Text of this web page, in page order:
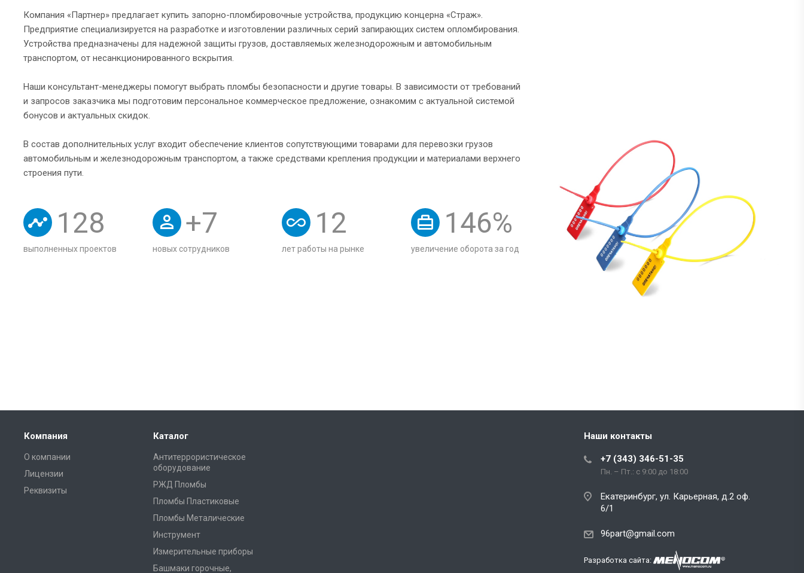
Компания «Партнер» предлагает купить запорно-пломбировочные устройства, продукцию концерна «Страж».
Предприятие специализируется на разработке и изготовлении различных серий запирающих систем опломбирования.
Устройства предназначены для надежной защиты грузов, доставляемых железнодорожным и автомобильным
транспортом, от несанкционированного вскрытия.
Наши консультант-менеджеры помогут выбрать пломбы безопасности и другие товары. В зависимости от требований
и запросов заказчика мы подготовим персональное коммерческое предложение, ознакомим с актуальной системой
бонусов и актуальных скидок.
В состав дополнительных услуг входит обеспечение клиентов сопутствующими товарами для перевозки грузов
автомобильным и железнодорожным транспортом, а также средствами крепления продукции и материалами верхнего
строения пути.
128
выполненных проектов
+7
новых сотрудников
12
лет работы на рынке
146%
увеличение оборота за год
Компания
О компании
Лицензии
Реквизиты
Каталог
Антитеррористическое
оборудование
РЖД Пломбы
Пломбы Пластиковые
Пломбы Металические
Инструмент
Измерительные приборы
Башмаки горочные,
Наши контакты
+7 (343) 346-51-35
Пн. – Пт.: с 9:00 до 18:00
Екатеринбург, ул. Карьерная, д.2 оф.
6/1
96part@gmail.com
Разработка сайта: